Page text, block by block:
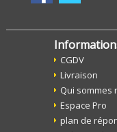
CGDV
Livraison
Qui sommes
Espace Pro
plan de